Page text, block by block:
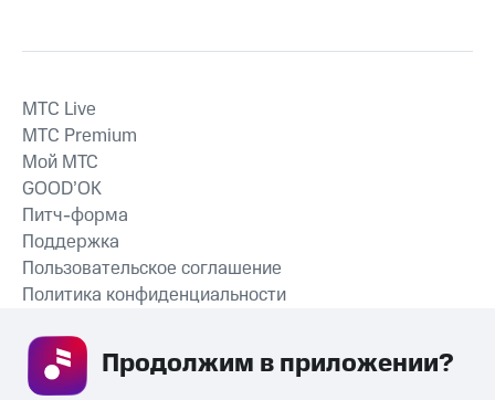
СКАЧАТЬ ПРИЛОЖЕНИЕ
MTС Live
MTС Premium
Мой МТС
GOOD’OK
Питч-форма
Поддержка
Пользовательское соглашение
Политика конфиденциальности